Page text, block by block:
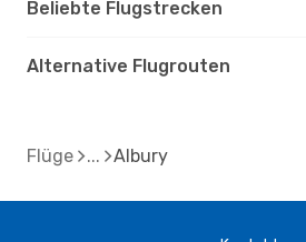
Beliebte Flugstrecken
Alternative Flugrouten
Flüge Albury